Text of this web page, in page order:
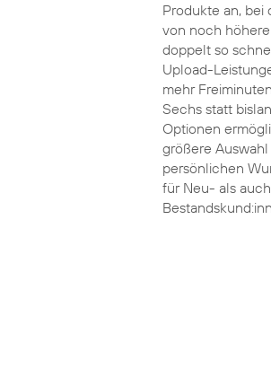
Produkte an, bei
von noch
doppelt so
Upload-
mehr
Sechs statt
Optionen
größere
persönlichen
für Neu- als